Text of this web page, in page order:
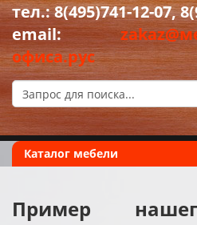
тел.: 8(495)741-12-07,
email:
офиса.рус
Каталог мебели
Пример